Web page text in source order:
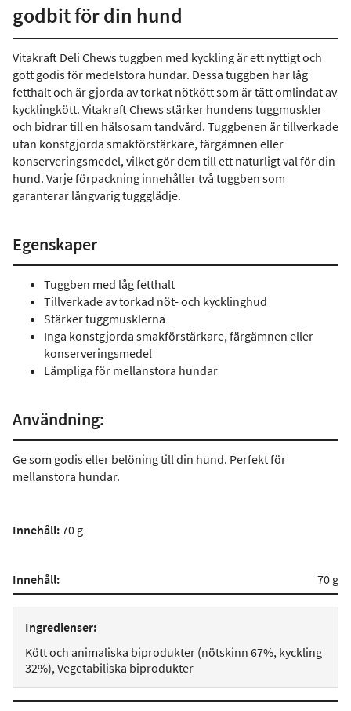
godbit för din hund
Vitakraft Deli Chews tuggben med kyckling är ett nyttigt och
gott godis för medelstora hundar. Dessa tuggben har låg
fetthalt och är gjorda av torkat nötkött som är tätt omlindat av
kycklingkött. Vitakraft Chews stärker hundens tuggmuskler
och bidrar till en hälsosam tandvård. Tuggbenen är tillverkade
utan konstgjorda smakförstärkare, färgämnen eller
konserveringsmedel, vilket gör dem till ett naturligt val för din
hund. Varje förpackning innehåller två tuggben som
garanterar långvarig tuggglädje.
Egenskaper
Tuggben med låg fetthalt
Tillverkade av torkad nöt- och kycklinghud
Stärker tuggmusklerna
Inga konstgjorda smakförstärkare, färgämnen eller
konserveringsmedel
Lämpliga för mellanstora hundar
Användning:
Ge som godis eller belöning till din hund. Perfekt för
mellanstora hundar.
Innehåll:70 g
Innehåll: 70 g
Ingredienser:
Kött och animaliska biprodukter (nötskinn 67%, kyckling
32%), Vegetabiliska biprodukter